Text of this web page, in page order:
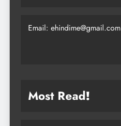
Email: ehindime@gmail.com
Most Read!